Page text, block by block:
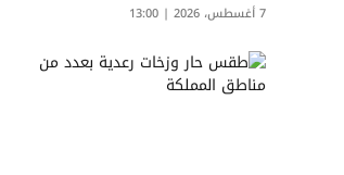
7 أغسطس، 2026 | 13:00